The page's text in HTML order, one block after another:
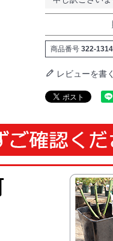
商品番号 322-
レビューを書く